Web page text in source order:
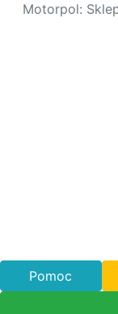
Motorpol:
Pomoc